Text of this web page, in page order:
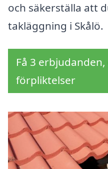
och säkerställa att
takläggning i Skålö.
Få 3
förpliktelser